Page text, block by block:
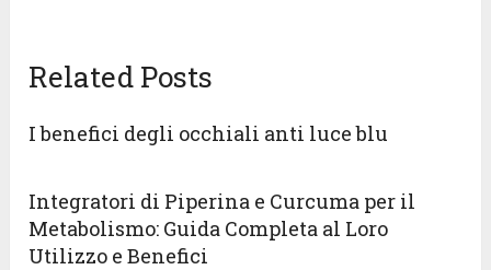
Related Posts
I benefici degli occhiali anti luce blu
Integratori di Piperina e Curcuma per il
Metabolismo: Guida Completa al Loro
Utilizzo e Benefici